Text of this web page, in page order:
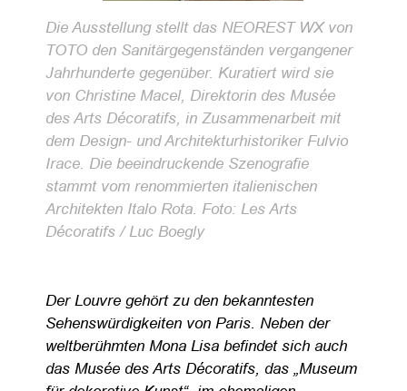
Die Ausstellung stellt das NEOREST WX von
TOTO den Sanitärgegenständen vergangener
Jahrhunderte gegenüber. Kuratiert wird sie
von Christine Macel, Direktorin des Musée
des Arts Décoratifs, in Zusammenarbeit mit
dem Design- und Architekturhistoriker Fulvio
Irace. Die beeindruckende Szenografie
stammt vom renommierten italienischen
Architekten Italo Rota. Foto: Les Arts
Décoratifs / Luc Boegly
Der Louvre gehört zu den bekanntesten
Sehenswürdigkeiten von Paris. Neben der
weltberühmten Mona Lisa befindet sich auch
das Musée des Arts Décoratifs, das „Museum